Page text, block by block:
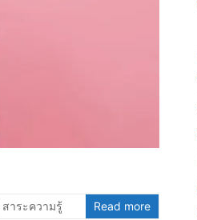
สาระความรู้ Read more